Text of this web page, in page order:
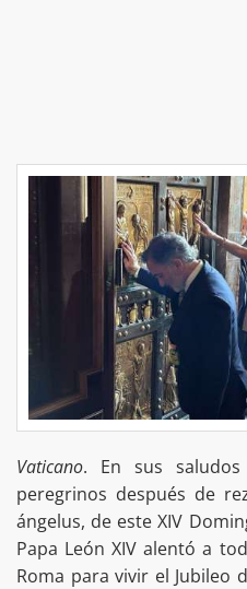
Vaticano. En sus
peregrinos después de
ángelus, de este XIV
Papa León XIV alentó a
Roma para vivir el Jubileo